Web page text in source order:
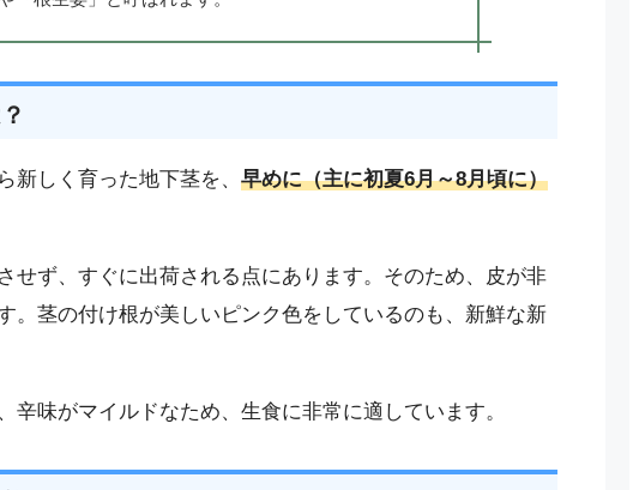
新しく育った地下茎を、 早めに（主に初夏6月～8月頃に）
せず、すぐに出荷される点にあります。そのため、皮が非
。茎の付け根が美しいピンク色をしているのも、新鮮な新
辛味がマイルドなため、生食に非常に適しています。